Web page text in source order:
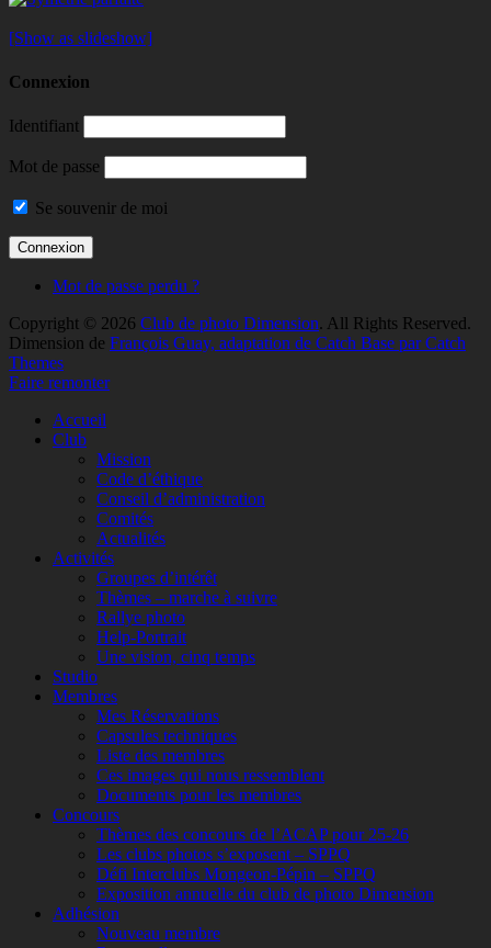
[Show as slideshow]
Connexion
Identifiant
Mot de passe
Se souvenir de moi
Mot de passe perdu ?
Copyright © 2026 Club de photo Dimension. All Rights Reserved.
Dimension de François Guay, adaptation de Catch Base par Catch
Themes
Faire remonter
Accueil
Club
Mission
Code d’éthique
Conseil d’administration
Comités
Actualités
Activités
Groupes d’intérêt
Thèmes – marche à suivre
Rallye photo
Help-Portrait
Une vision, cinq temps
Studio
Membres
Mes Réservations
Capsules techniques
Liste des membres
Ces images qui nous ressemblent
Documents pour les membres
Concours
Thèmes des concours de l’ACAP pour 25-26
Les clubs photos s’exposent – SPPQ
Défi Interclubs Mongeon-Pépin – SPPQ
Exposition annuelle du club de photo Dimension
Adhésion
Nouveau membre